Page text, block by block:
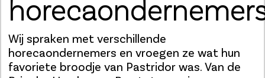
Wij spraken met verschillende
horecaondernemers en vroegen ze wat hun
favoriete broodje van Pastridor was. Van de